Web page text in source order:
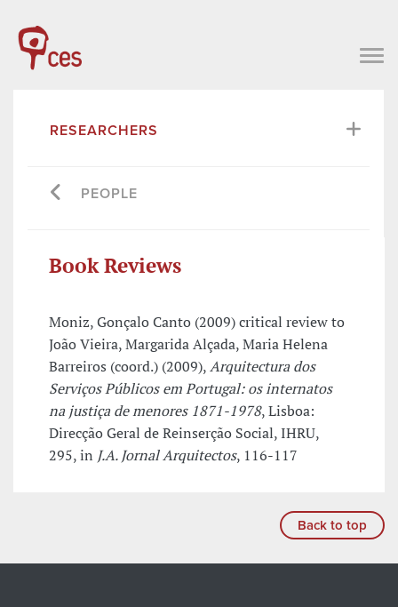
RESEARCHERS
PEOPLE
Book Reviews
Moniz, Gonçalo Canto (2009) critical review to
João Vieira, Margarida Alçada, Maria Helena
Barreiros (coord.) (2009),Arquitectura dos
Serviços Públicos em Portugal: os internatos
na justiça de menores 1871-1978, Lisboa:
Direcção Geral de Reinserção Social, IHRU,
295, in J.A. Jornal Arquitectos, 116-117
Back to top